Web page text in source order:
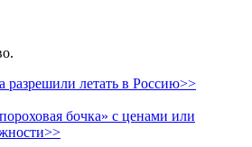
летать в Россию>>
бочка» с ценами или